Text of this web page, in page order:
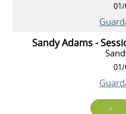
Sandy Adams -
«